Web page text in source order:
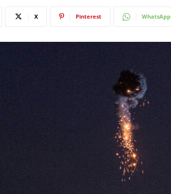
X Pinterest WhatsApp